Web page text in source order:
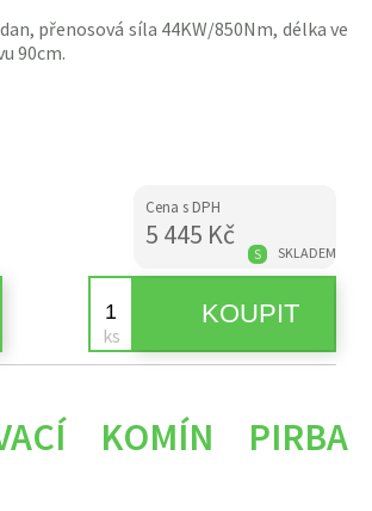
přenosová síla 44KW/850Nm, délka ve
90cm.
Cena s DPH
5 445 Kč
S SKLADEM
KOMÍN PIRBA